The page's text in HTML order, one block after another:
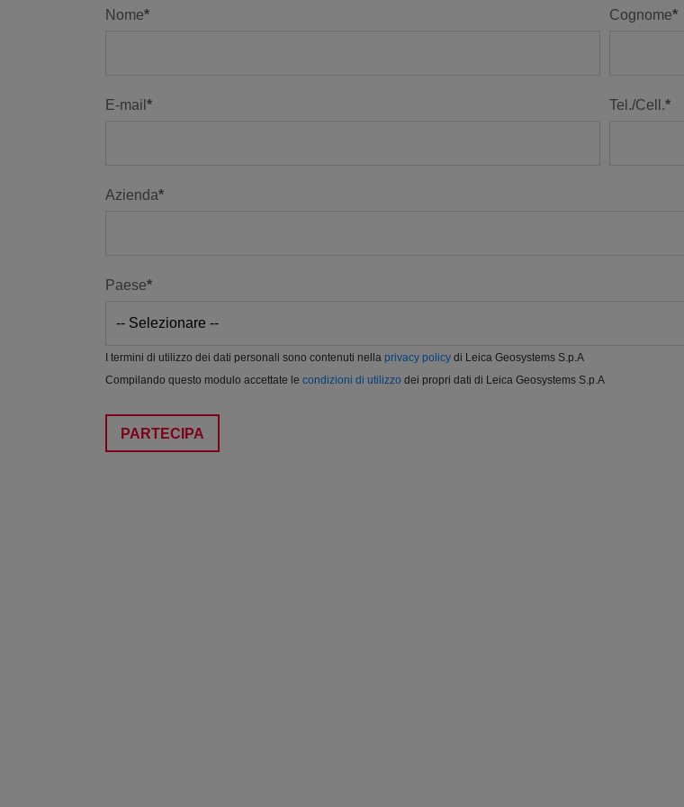
Nome Cognome
E-mail Tel./Cell.
Azienda
Paese
I termini di utilizzo dei dati personali sono contenuti nella privacy policy di Leica Geosystems S.p.A
Compilando questo modulo accettate le condizioni di utilizzo dei propri dati di Leica Geosystems S.p.A